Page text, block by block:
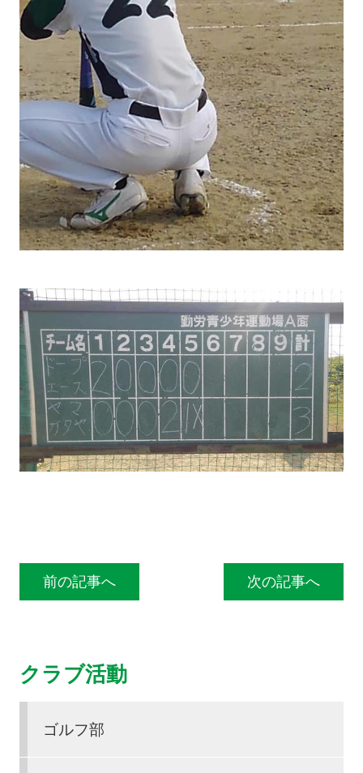
投稿ナビゲーション
前の記事へ 次の記事へ
クラブ活動
ゴルフ部